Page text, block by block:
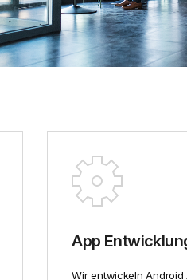
App
Wir entwickeln Android